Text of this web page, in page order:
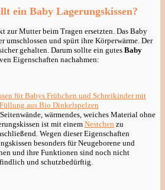
ein Baby Lagerungskissen?
zur Mutter beim Tragen ersetzten. Das Baby
umschlossen und spürt ihre Körperwärme. Der
gehalten. Darum sollte ein gutes Baby
Eigenschaften nachahmen:
wärmendes, weiches Material ohne
ist mit einem Nestchen zu
Wegen dieser Eigenschaften
besonders für Neugeborene und
und ihre Funktionen sind noch nicht
und schutzbedürftig.